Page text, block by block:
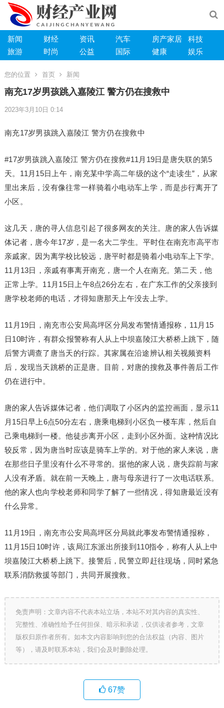
新闻 财经 资讯 汽车 房产家居
科技
旅游
时尚 公益 国际 健康 娱乐
您的位置 首页 新闻
南充17岁男孩跳入嘉陵江 警方仍在搜救中
2023年3月10日 0:14
南充17岁男孩跳入嘉陵江 警方仍在搜救中
#17岁男孩跳入嘉陵江 警方仍在搜救#11月19日是唐失联的第5
天。11月15日上午，南充某中学高二年级的这个“走读生”，从家
里出来后，没有像往常一样骑着小电动车上学，而是步行离开了
小区。
这几天，唐的寻人信息引起了很多网友的关注。唐的家人告诉媒
体记者，唐今年17岁，是一名大二学生。平时住在南充市高平市
亲戚家。因为离学校比较远，唐平时都是骑着小电动车上下学。
11月13日，亲戚有事离开南充，唐一个人在南充。第二天，他
正常上学。11月15日上午8点26分左右，在广东工作的父亲接到
唐学校老师的电话，才得知唐那天上午没去上学。
11月19日，南充市公安局高坪区分局发布警情通报称，11月15
日10时许，有群众报警称有人从上中坝嘉陵江大桥桥上跳下，随
后警方调查了唐当天的行踪。其家属在沿途辨认相关视频资料
后，发现当天跳桥的正是唐。目前，对唐的搜救及事件善后工作
仍在进行中。
唐的家人告诉媒体记者，他们调取了小区内的监控画面，显示11
月15日早上6点50分左右，唐乘电梯到小区负一楼车库，然后自
己乘电梯到一楼。他徒步离开小区，走到小区外面。这种情况比
较反常，因为唐当时应该是骑车上学的。对于他的家人来说，唐
在那些日子里没有什么不寻常的。据他的家人说，唐失踪前与家
人没有矛盾。就在前一天晚上，唐与母亲进行了一次电话联系。
他的家人也向学校老师和同学了解了一些情况，得知唐最近没有
什么异常。
11月19日，南充市公安局高坪区分局就此事发布警情通报称，
11月15日10时许，该局江东派出所接到110指令，称有人从上中
坝嘉陵江大桥桥上跳下。接警后，民警立即赶往现场，同时紧急
联系消防救援等部门，共同开展搜救。
免责声明：文章内容不代表本站立场，本站不对其内容的真实性、
完整性、准确性给予任何担保、暗示和承诺，仅供读者参考，文章
版权归原作者所有。如本文内容影响到您的合法权益（内容、图片
等），请及时联系本站，我们会及时删除处理。
67赞